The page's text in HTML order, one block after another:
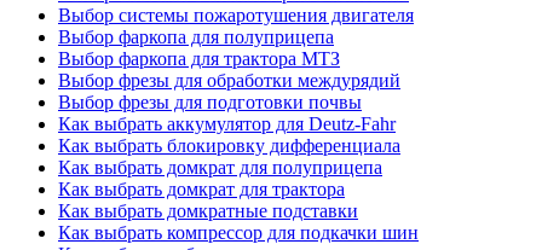
Выбор системы пожаротушения двигателя
Выбор фаркопа для полуприцепа
Выбор фаркопа для трактора МТЗ
Выбор фрезы для обработки междурядий
Выбор фрезы для подготовки почвы
Как выбрать аккумулятор для Deutz-Fahr
Как выбрать блокировку дифференциала
Как выбрать домкрат для полуприцепа
Как выбрать домкрат для трактора
Как выбрать домкратные подставки
Как выбрать компрессор для подкачки шин